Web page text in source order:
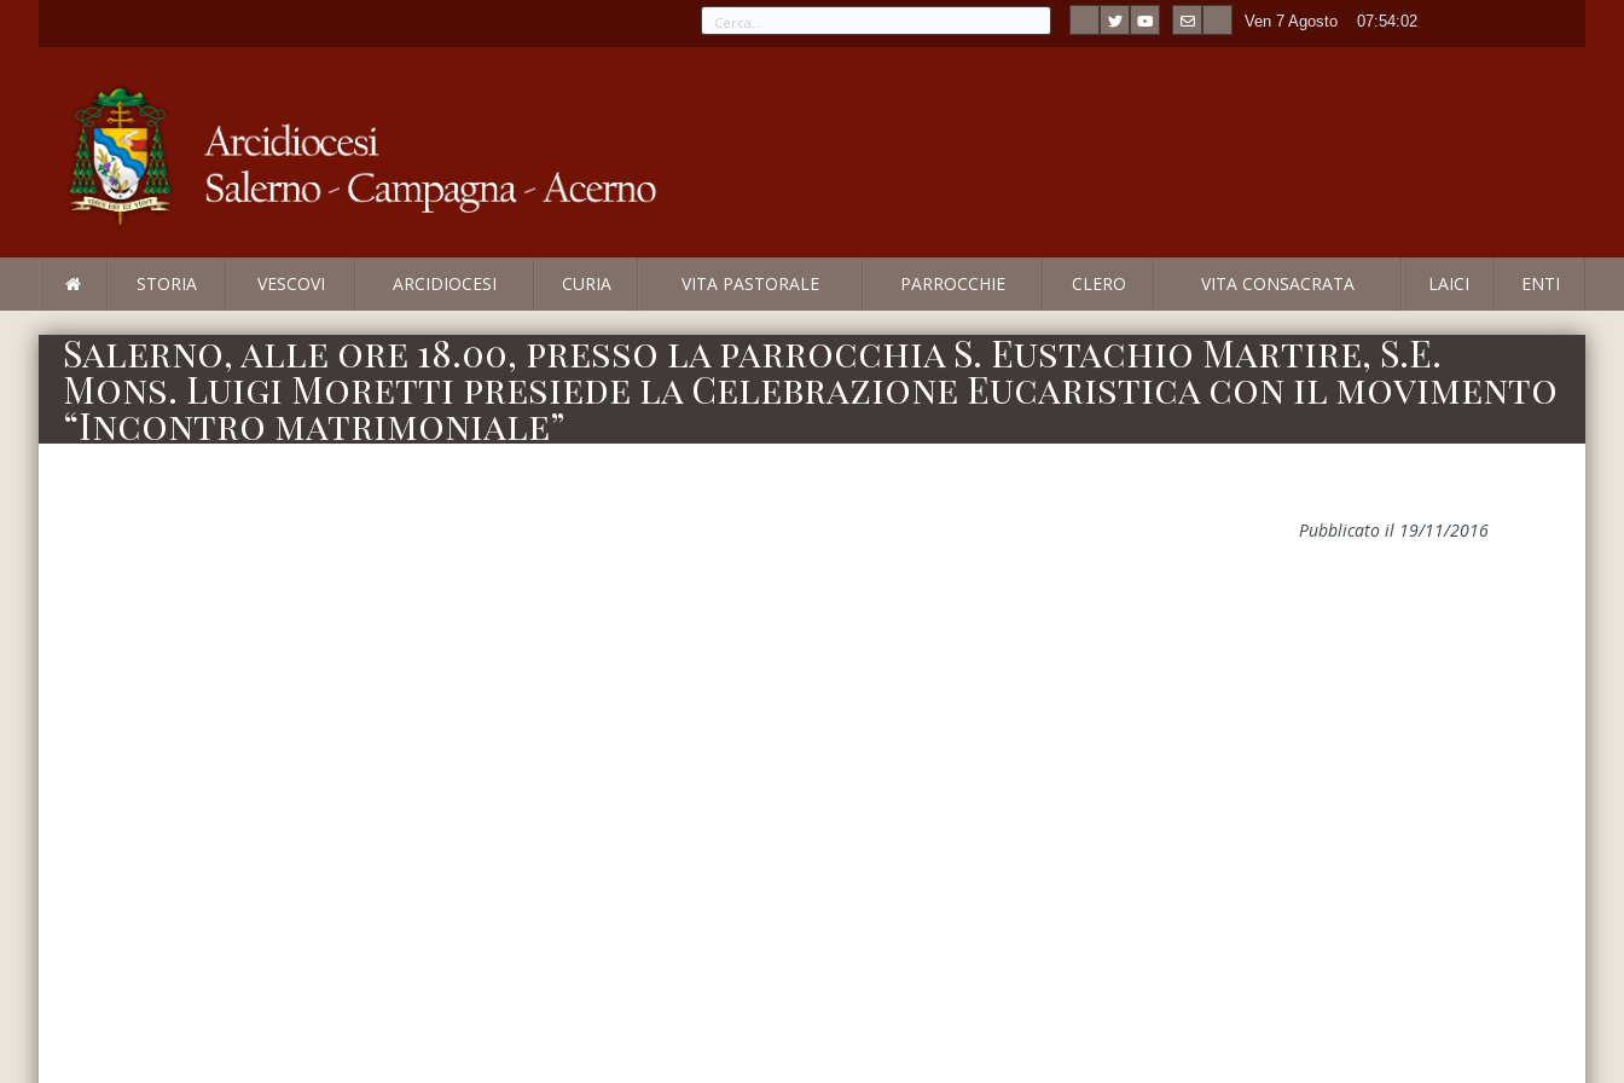
Ven 7 Agosto ----07:54:03
STORIA VESCOVI ARCIDIOCESI CURIA VITA PASTORALE PARROCCHIE CLERO VITA CONSACRATA LAICI ENTI
Salerno, alle ore 18.00, presso la parrocchia S. Eustachio Martire, S.E.
Mons. Luigi Moretti presiede la Celebrazione Eucaristica con il movimento
“Incontro matrimoniale”
Pubblicato il 19/11/2016